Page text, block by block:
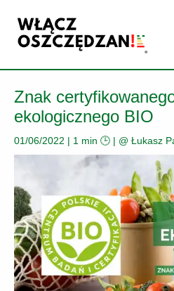
treści
Znak
ekologicznego BIO
01/06/2022 | 1 min 🕒 | @ Łukasz